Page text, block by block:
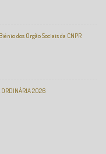
dos Orgão Sociais da CNPR
ORDINÁRIA 2026